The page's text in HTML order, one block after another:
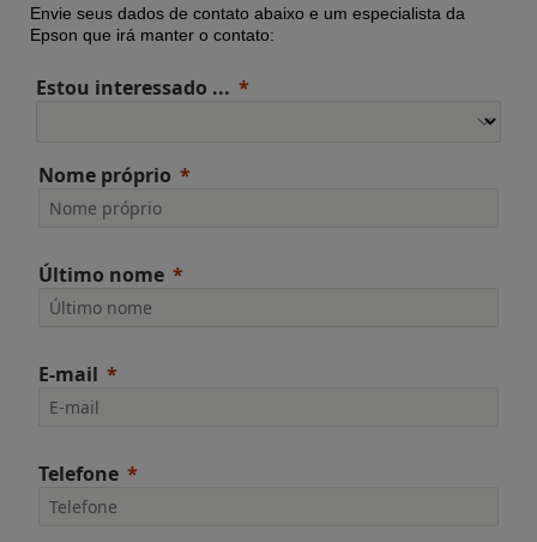
Envie seus dados de contato abaixo e um especialista da
Epson que irá manter o contato:
Estou interessado ...
Nome próprio
Último nome
E-mail
Telefone